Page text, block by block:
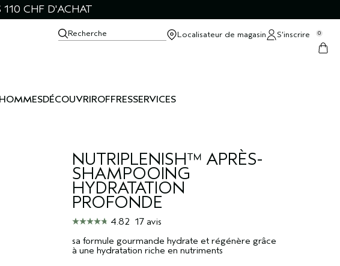
110 CHF D'ACHAT
Recherche Localisateur de magasin S’inscrire 0
HOMMESDÉCOUVRIROFFRESSERVICES
NUTRIPLENISH™ APRÈS-
SHAMPOOING
HYDRATATION
PROFONDE
4.82 17 avis
sa formule gourmande hydrate et régénère grâce
à une hydratation riche en nutriments